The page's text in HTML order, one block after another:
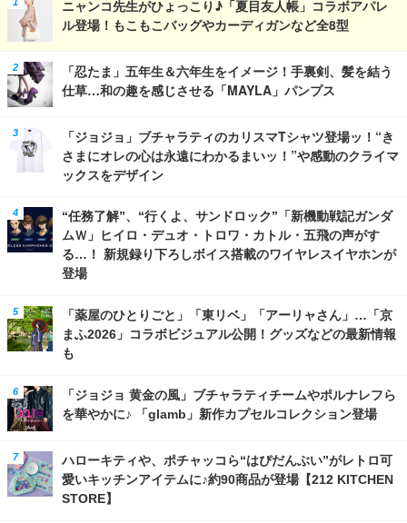
ニャンコ先生がひょっこり♪「夏目友人帳」コラボアパレ
ル登場！もこもこバッグやカーディガンなど全8型
「忍たま」五年生＆六年生をイメージ！手裏剣、髪を結う
仕草…和の趣を感じさせる「MAYLA」パンプス
「ジョジョ」ブチャラティのカリスマTシャツ登場ッ！“き
さまにオレの心は永遠にわかるまいッ！”や感動のクライマ
ックスをデザイン
“任務了解”、“行くよ、サンドロック”「新機動戦記ガンダ
ムＷ」ヒイロ・デュオ・トロワ・カトル・五飛の声がす
る…！ 新規録り下ろしボイス搭載のワイヤレスイヤホンが
登場
「薬屋のひとりごと」「東リベ」「アーリャさん」…「京
まふ2026」コラボビジュアル公開！グッズなどの最新情報
も
「ジョジョ 黄金の風」ブチャラティチームやポルナレフら
を華やかに♪ 「glamb」新作カプセルコレクション登場
ハローキティや、ポチャッコら“はぴだんぶい”がレトロ可
愛いキッチンアイテムに♪約90商品が登場【212 KITCHEN
STORE】